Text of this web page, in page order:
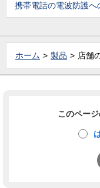
携帯電話の電波防護へ
ホーム 製品 店舗
このペー